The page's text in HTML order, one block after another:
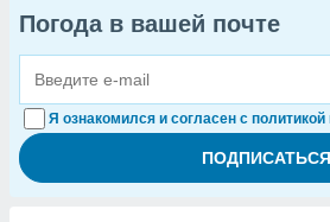
Погода в вашей почте
Я ознакомился и согласен с